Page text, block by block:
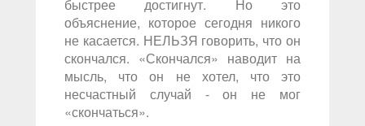
быстрее достигнут. Но это
объяснение, которое сегодня никого
не касается. НЕЛЬЗЯ говорить, что он
скончался. «Скончался» наводит на
мысль, что он не хотел, что это
несчастный случай - он не мог
«скончаться».